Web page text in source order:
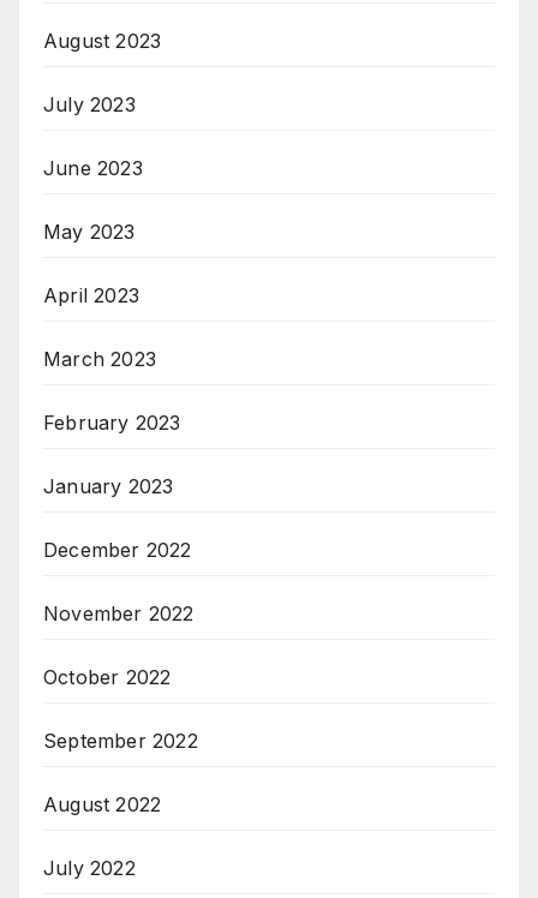
August 2023
July 2023
June 2023
May 2023
April 2023
March 2023
February 2023
January 2023
December 2022
November 2022
October 2022
September 2022
August 2022
July 2022